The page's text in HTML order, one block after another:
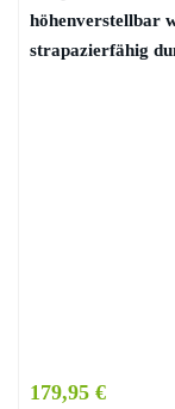
höhenverstellbar
strapazierfähig
179,95 €